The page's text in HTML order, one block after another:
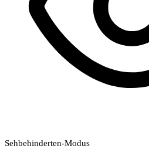
Sehbehinderten-Modus